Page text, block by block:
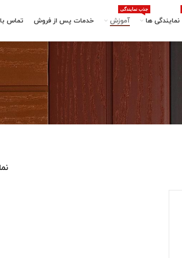
نمایندگی ها
جذب نمایندگی
آموزش خدمات پس از فروش تماس